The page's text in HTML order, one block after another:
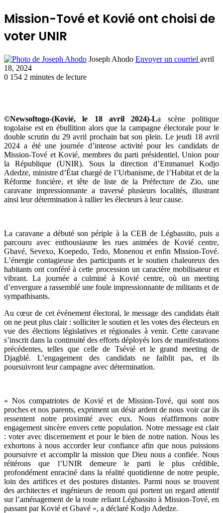
Mission-Tové et Kovié ont choisi de
voter UNIR
Joseph Ahodo Envoyer un courriel avril
18, 2024
0 154 2 minutes de lecture
©Newsoftogo-(Kovié, le 18 avril 2024)-La scène politique
togolaise est en ébullition alors que la campagne électorale pour le
double scrutin du 29 avril prochain bat son plein. Le jeudi 18 avril
2024 a été une journée d’intense activité pour les candidats de
Mission-Tové et Kovié, membres du parti présidentiel, Union pour
la République (UNIR). Sous la direction d’Emmanuel Kodjo
Adedze, ministre d’État chargé de l’Urbanisme, de l’Habitat et de la
Réforme foncière, et tête de liste de la Préfecture de Zio, une
caravane impressionnante a traversé plusieurs localités, illustrant
ainsi leur détermination à rallier les électeurs à leur cause.
La caravane a débuté son périple à la CEB de Légbassito, puis a
parcouru avec enthousiasme les rues animées de Kovié centre,
Gbavé, Sevexo, Koepedo, Tedo, Monenou et enfin Mission-Tové.
L’énergie contagieuse des participants et le soutien chaleureux des
habitants ont conféré à cette procession un caractère mobilisateur et
vibrant. La journée a culminé à Kovié centre, où un meeting
d’envergure a rassemblé une foule impressionnante de militants et de
sympathisants.
Au cœur de cet événement électoral, le message des candidats était
on ne peut plus clair : solliciter le soutien et les votes des électeurs en
vue des élections législatives et régionales à venir. Cette caravane
s’inscrit dans la continuité des efforts déployés lors de manifestations
précédentes, telles que celle de Tsévié et le grand meeting de
Djagblé. L’engagement des candidats ne faiblit pas, et ils
poursuivront leur campagne avec détermination.
« Nos compatriotes de Kovié et de Mission-Tové, qui sont nos
proches et nos parents, expriment un désir ardent de nous voir car ils
ressentent notre proximité avec eux. Nous réaffirmons notre
engagement sincère envers cette population. Notre message est clair
: voter avec discernement et pour le bien de notre nation. Nous les
exhortons à nous accorder leur confiance afin que nous puissions
poursuivre et accomplir la mission que Dieu nous a confiée. Nous
réitérons que l’UNIR demeure le parti le plus crédible,
profondément enraciné dans la réalité quotidienne de notre peuple,
loin des artifices et des postures distantes. Parmi nous se trouvent
des architectes et ingénieurs de renom qui portent un regard attentif
sur l’aménagement de la route reliant Légbassito à Mission-Tové, en
passant par Kovié et Gbavé », a déclaré Kodjo Adedze.